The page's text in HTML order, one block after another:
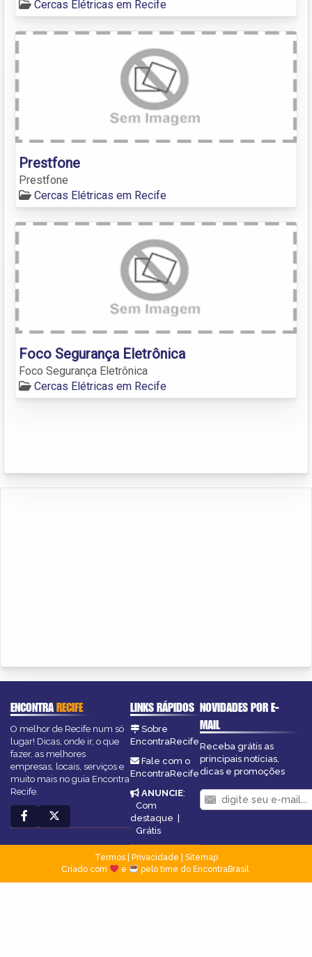
Cercas Elétricas em Recife
Prestfone
Prestfone
Cercas Elétricas em Recife
Foco Segurança Eletrônica
Foco Segurança Eletrônica
Cercas Elétricas em Recife
ENCONTRARECIFE
O melhor de Recife num só
lugar! Dicas, onde ir, o que
fazer, as melhores
empresas, locais, serviços e
muito mais no guia Encontra
Recife.
LINKS RÁPIDOS
Sobre
EncontraRecife
Fale com o
EncontraRecife
ANUNCIE:
Com
destaque |
Grátis
NOVIDADES POR E-
MAIL
Receba grátis as
principais notícias,
dicas e promoções
Termos| Privacidade
Sitemap
Criado com
e pelo time do EncontraBrasil